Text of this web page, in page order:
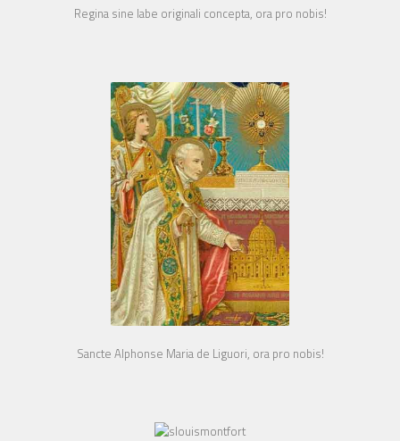
Regina sine labe originali concepta, ora pro nobis!
Sancte Alphonse Maria de Liguori, ora pro nobis!